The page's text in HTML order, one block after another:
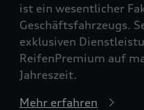
ist ein wesentlicher
Geschäftsfahrzeugs.
exklusiven
ReifenPremium auf
Jahreszeit.
Mehr erfahren